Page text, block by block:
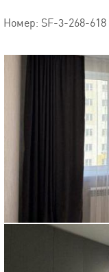
Номер: SF-3-268-618